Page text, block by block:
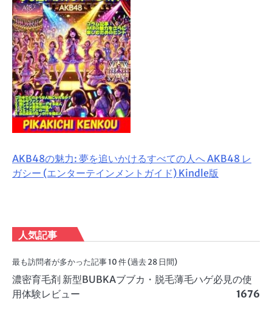
AKB48の魅力: 夢を追いかけるすべての人へ AKB48 レ
ガシー (エンターテインメントガイド) Kindle版
人気記事
最も訪問者が多かった記事 10 件 (過去 28 日間)
濃密育毛剤 新型BUBKAブブカ・脱毛薄毛ハゲ必見の使
用体験レビュー
1676